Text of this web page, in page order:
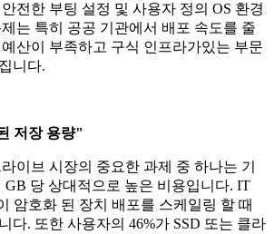
전한 부팅 설정 및 사용자 정의 OS 환경
는 특히 공공 기관에서 배포 속도를 줄
산이 부족하고 구식 인프라가있는 부문
니다.
저장 용량"
이브 시장의 중요한 과제 중 하나는 기
GB 당 상대적으로 높은 비용입니다. IT
암호화 된 장치 배포를 스케일링 할 때
다. 또한 사용자의 46%가 SSD 또는 클라